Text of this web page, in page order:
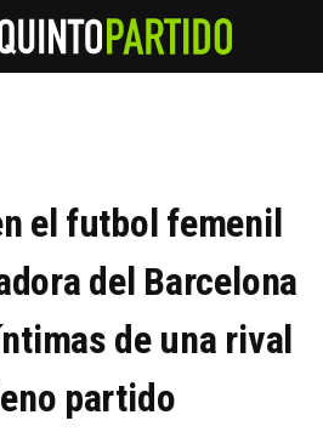
el futbol femenil
del Barcelona
de una rival
partido